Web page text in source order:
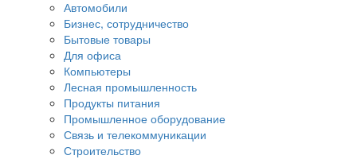
Автомобили
Бизнес, сотрудничество
Бытовые товары
Для офиса
Компьютеры
Лесная промышленность
Продукты питания
Промышленное оборудование
Связь и телекоммуникации
Строительство